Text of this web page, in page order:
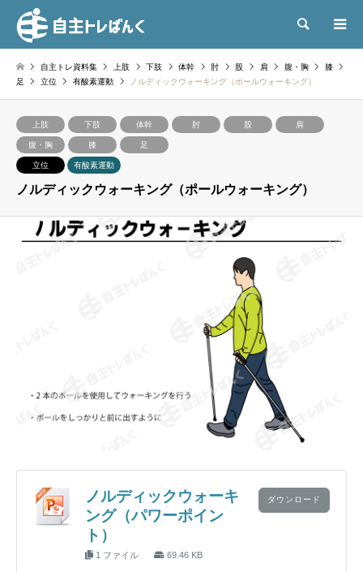
検索
自主トレ資料集 上肢 下肢 体幹 肘 股 肩 腹・胸
膝
足
立位 有酸素運動 ノルディックウォーキング（ポールウォーキング）
上肢 下肢 体幹 肘 股 肩
腹・胸 膝 足
立位 有酸素運動
ノルディックウォーキング（ポールウォーキング）
ノルディックウォーキ
ング（パワーポイン
ト）
1 ファイル 69.46 KB
ダウンロード